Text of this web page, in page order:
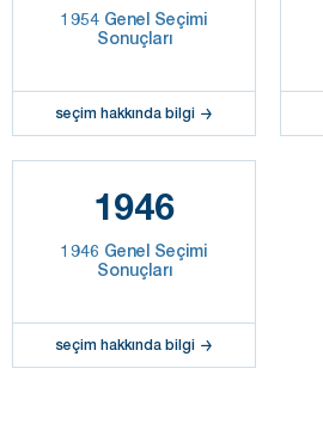
1954 Genel Seçimi
Sonuçları
seçim hakkında bilgi
1946
1946 Genel Seçimi
Sonuçları
seçim hakkında bilgi